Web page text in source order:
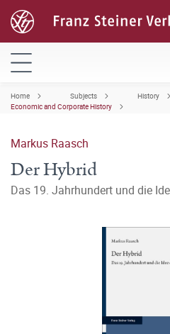
Home Subjects
History
Economic and Corporate History
Markus Raasch
Der Hybrid
Das 19. Jahrhundert und die